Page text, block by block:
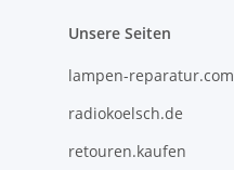
Unsere Seiten
lampen-reparatur.com
radiokoelsch.de
retouren.kaufen